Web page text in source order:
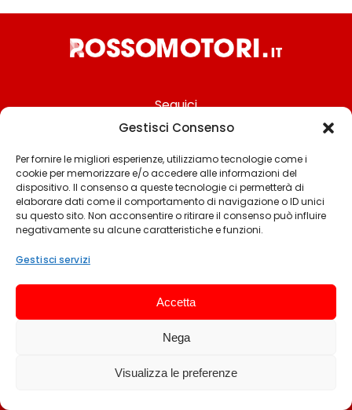
Gestisci Consenso
Per fornire le migliori esperienze, utilizziamo tecnologie come i
cookie per memorizzare e/o accedere alle informazioni del
dispositivo. Il consenso a queste tecnologie ci permetterà di
elaborare dati come il comportamento di navigazione o ID unici
su questo sito. Non acconsentire o ritirare il consenso può influire
negativamente su alcune caratteristiche e funzioni.
Gestisci servizi
Accetta
Nega
Visualizza le preferenze
Seguici
Chi siamo
Contattaci
Termini & Condizioni
Privacy policy
© 2025 Rossomotori.it. Tutti i diritti riservati.